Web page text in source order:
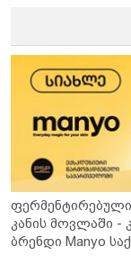
კანის მოვლაში -
ბრენდი Manyo